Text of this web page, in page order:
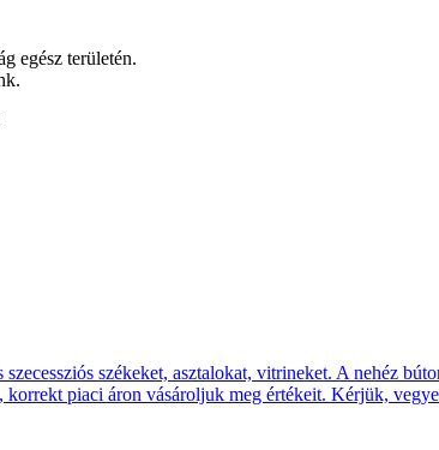
egész területén.
székeket, asztalokat, vitrineket. A nehéz
korrekt piaci áron vásároljuk meg értékeit. Kérjük, vegye